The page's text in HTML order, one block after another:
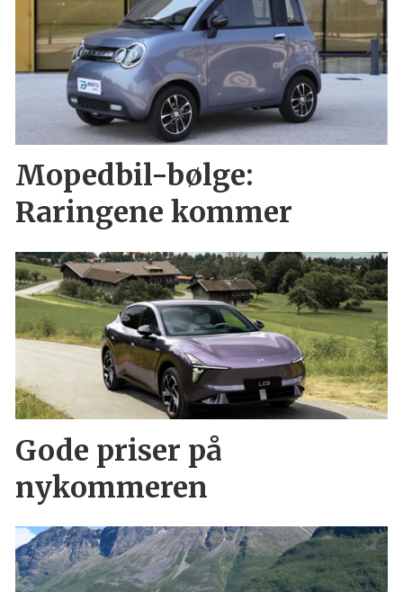
Mopedbil-bølge:
Raringene kommer
Gode priser på
nykommeren